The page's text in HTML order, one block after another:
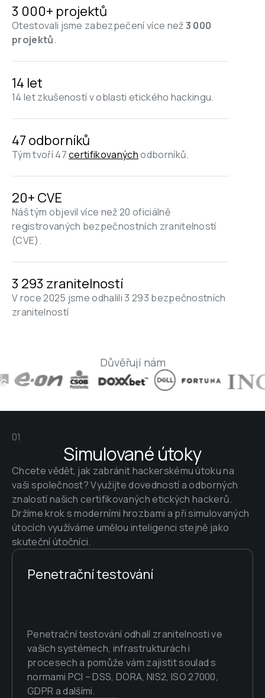
3 000+ projektů
Otestovali jsme zabezpečení více než 3 000
projektů.
14 let
14 let zkušeností v oblasti etického hackingu.
47 odborníků
Tým tvoří 47 certifikovaných odborníků.
20+ CVE
Náš tým objevil více než 20 oficiálně
registrovaných bezpečnostních zranitelností
(CVE).
3 293 zranitelností
V roce 2025 jsme odhalili 3 293 bezpečnostních
zranitelností
Důvěřují nám
01
Simulované útoky
Chcete vědět, jak zabránit hackerskému útoku na
vaši společnost? Využijte dovedností a odborných
znalostí našich certifikovaných etických hackerů.
Držíme krok s moderními hrozbami a při simulovaných
útocích využíváme umělou inteligenci stejně jako
skuteční útočníci.
Penetrační testování
Penetrační testování odhalí zranitelnosti ve
vašich systémech, infrastrukturách i
procesech a pomůže vám zajistit soulad s
normami PCI – DSS, DORA, NIS2, ISO 27000,
GDPR a dalšími.